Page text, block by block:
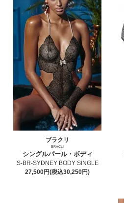
ブラクリ
BRACLI
シングルパール・ボディ
S-BR-SYDNEY BODY SINGLE
27,500円(税込30,250円)